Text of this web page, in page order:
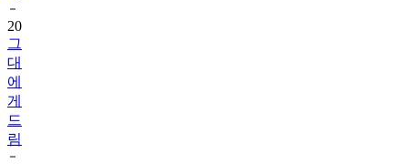
20
그
대
에
게
드
림